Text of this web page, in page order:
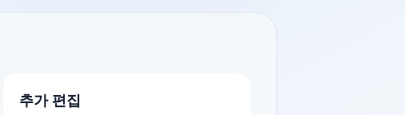
추가 편집